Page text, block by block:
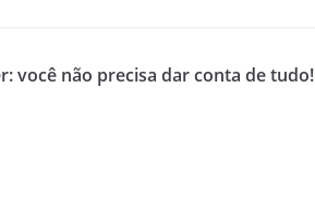
você não precisa dar conta de tudo!